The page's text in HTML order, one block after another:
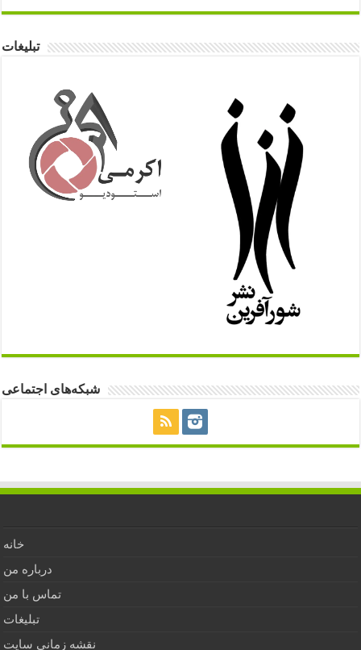
تبلیغات
شبکه‌های اجتماعی
خانه
درباره من
تماس با من
تبلیغات
نقشه زمانی سایت